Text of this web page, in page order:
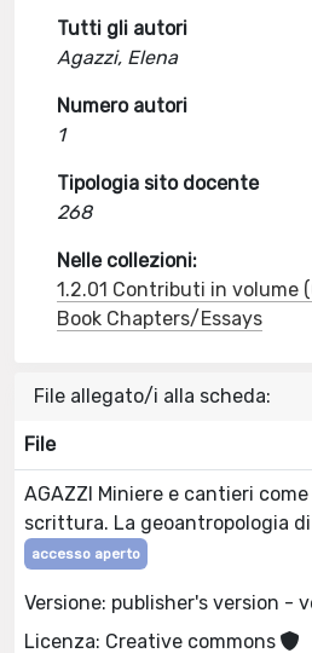
Tutti gli autori
Agazzi, Elena
Numero autori
1
Tipologia sito docente
268
Nelle collezioni:
1.2.01 Contributi in volume
Book Chapters/Essays
File allegato/i alla scheda:
File
AGAZZI Miniere e cantieri
scrittura. La geoantropologia
accesso aperto
Versione: publisher's version -
Licenza: Creative commons